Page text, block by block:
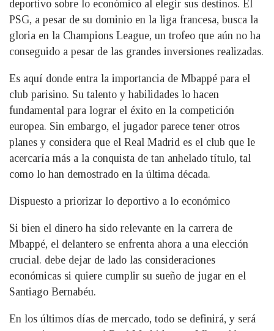
deportivo sobre lo económico al elegir sus destinos. El
PSG, a pesar de su dominio en la liga francesa, busca la
gloria en la Champions League, un trofeo que aún no ha
conseguido a pesar de las grandes inversiones realizadas.
Es aquí donde entra la importancia de Mbappé para el
club parisino. Su talento y habilidades lo hacen
fundamental para lograr el éxito en la competición
europea. Sin embargo, el jugador parece tener otros
planes y considera que el Real Madrid es el club que le
acercaría más a la conquista de tan anhelado título, tal
como lo han demostrado en la última década.
Dispuesto a priorizar lo deportivo a lo económico
Si bien el dinero ha sido relevante en la carrera de
Mbappé, el delantero se enfrenta ahora a una elección
crucial. debe dejar de lado las consideraciones
económicas si quiere cumplir su sueño de jugar en el
Santiago Bernabéu.
En los últimos días de mercado, todo se definirá, y será